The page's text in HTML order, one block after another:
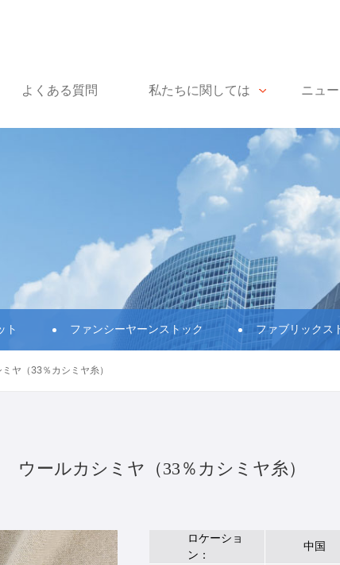
よくある質問 私たちに関しては ニュ
ト ファンシーヤーンストック ファブリックス
ヤ（33％カシミヤ糸）
ウールカシミヤ（33％カシミヤ糸）
ロケーショ
ン：
中国